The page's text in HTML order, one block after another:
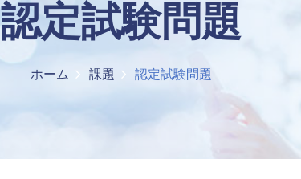
認定試験問題
ホーム 課題 認定試験問題